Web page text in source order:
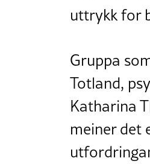
uttrykk for
Gruppa
Totland,
Katharina
meiner det